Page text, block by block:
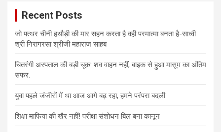
Recent Posts
जो पत्थर चीनी हथौड़ी की मार सहन करता है वही परमात्मा बनता है-साध्वी
श्री निरागरसा श्रीजी महाराज साहब
चितरंगी अस्पताल की बड़ी चूक: शव वाहन नहीं, बाइक से हुआ मासूम का अंतिम
सफर.
युवा पहले जंजीरों में था आज आगे बढ़ रहा, हमने परंपरा बदली
शिक्षा माफिया की खैर नहीं! परीक्षा संशोधन बिल बना कानून